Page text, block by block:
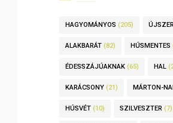
HAGYOMÁNYOS (205)
ALAKBARÁT (82) HÚSMENTES
ÉDESSZÁJÚAKNAK (65) HAL
KARÁCSONY (21) MÁRTON-
HÚSVÉT (10) SZILVESZTER (7)